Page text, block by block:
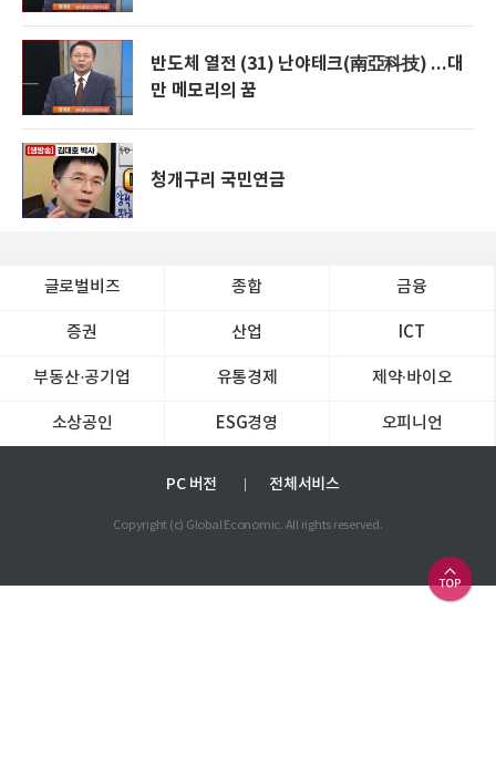
반도체 열전 (31) 난야테크(南亞科技) ...대
만 메모리의 꿈
청개구리 국민연금
글로벌비즈 종합 금융
증권 산업 ICT
부동산·공기업 유통경제 제약∙바이오
소상공인 ESG경영 오피니언
PC 버전 전체서비스
Copyright (c) Global Economic. All rights reserved.